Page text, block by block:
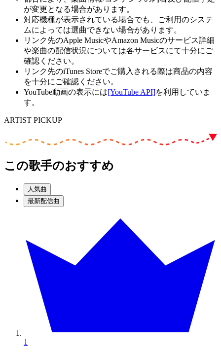
が変更となる場合があります。
対応機種が表示されている場合でも、ご利用のシステ
ムによっては選曲できない場合があります。
リンク先のApple MusicやAmazon Musicのサービス詳細
や楽曲の配信状況については各サービスにて十分にご
確認ください。
リンク先のiTunes Storeでご購入される際は商品の内容
を十分にご確認ください。
YouTube動画の表示には[YouTube API]を利用していま
す。
ARTIST PICKUP
この歌手のおすすめ
人気曲
最新配信曲
1